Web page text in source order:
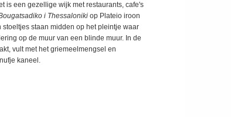
is een gezellige wijk met restaurants, cafe's
i Thessaloniki op Plateio iroon
staan midden op het pleintje waar
op de muur van een blinde muur. In de
vult met het griemeelmengsel en
kaneel.